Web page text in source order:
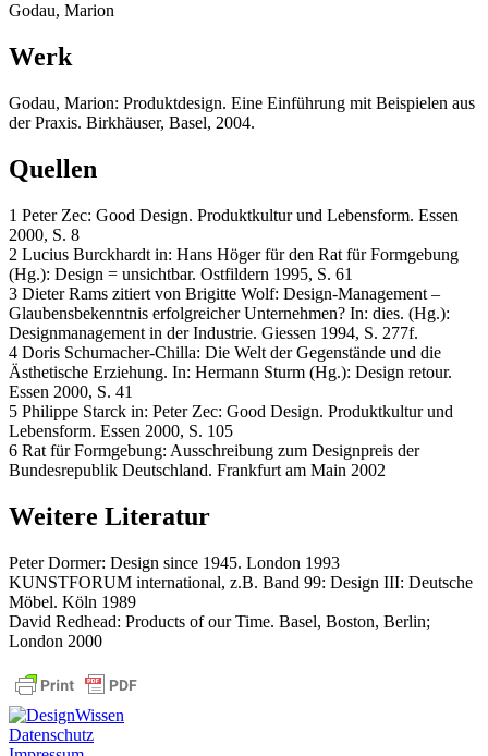
Godau, Marion
Werk
Godau, Marion: Produktdesign. Eine Einführung mit Beispielen aus
der Praxis. Birkhäuser, Basel, 2004.
Quellen
1 Peter Zec: Good Design. Produktkultur und Lebensform. Essen
2000, S. 8
2 Lucius Burckhardt in: Hans Höger für den Rat für Formgebung
(Hg.): Design = unsichtbar. Ostfildern 1995, S. 61
3 Dieter Rams zitiert von Brigitte Wolf: Design-Management –
Glaubensbekenntnis erfolgreicher Unternehmen? In: dies. (Hg.):
Designmanagement in der Industrie. Giessen 1994, S. 277f.
4 Doris Schumacher-Chilla: Die Welt der Gegenstände und die
Ästhetische Erziehung. In: Hermann Sturm (Hg.): Design retour.
Essen 2000, S. 41
5 Philippe Starck in: Peter Zec: Good Design. Produktkultur und
Lebensform. Essen 2000, S. 105
6 Rat für Formgebung: Ausschreibung zum Designpreis der
Bundesrepublik Deutschland. Frankfurt am Main 2002
Weitere Literatur
Peter Dormer: Design since 1945. London 1993
KUNSTFORUM international, z.B. Band 99: Design III: Deutsche
Möbel. Köln 1989
David Redhead: Products of our Time. Basel, Boston, Berlin;
London 2000
Datenschutz